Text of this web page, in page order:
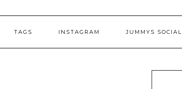
TAGS INSTAGRAM JUMMYS SOCIAL